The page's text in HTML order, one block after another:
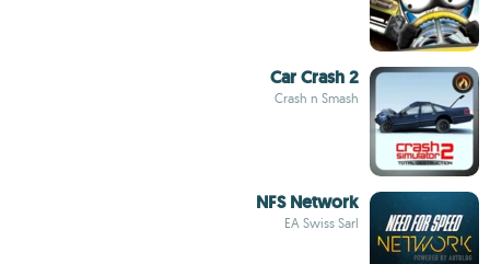
Car Crash 2
Crash n Smash
NFS Network
EA Swiss Sarl